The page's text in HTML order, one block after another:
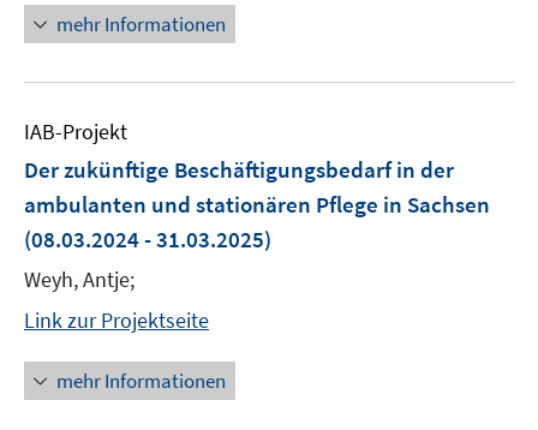
mehr Informationen
IAB-Projekt
Der zukünftige Beschäftigungsbedarf in der
ambulanten und stationären Pflege in Sachsen
(08.03.2024 - 31.03.2025)
Weyh, Antje;
Link zur Projektseite
mehr Informationen